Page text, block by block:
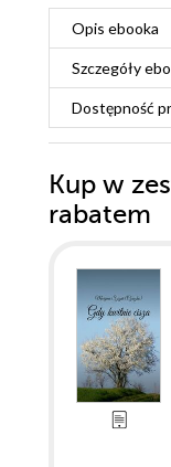
Opis ebooka
Szczegóły
Dostępność
Kup w
rabatem